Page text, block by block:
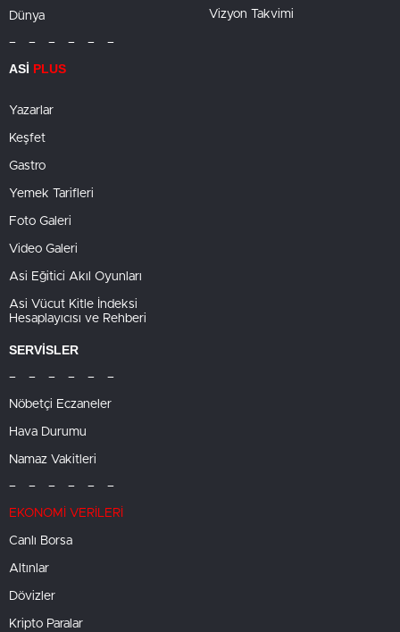
Dünya
– – – – – –
ASİ PLUS
Yazarlar
Keşfet
Gastro
Yemek Tarifleri
Foto Galeri
Video Galeri
Asi Eğitici Akıl Oyunları
Asi Vücut Kitle İndeksi
Hesaplayıcısı ve Rehberi
Vizyon Takvimi
SERVİSLER
– – – – – –
Nöbetçi Eczaneler
Hava Durumu
Namaz Vakitleri
– – – – – –
EKONOMİ VERİLERİ
Canlı Borsa
Altınlar
Dövizler
Kripto Paralar